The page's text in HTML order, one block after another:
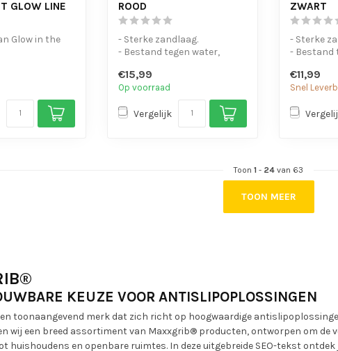
GLOW LINE
Glow in the
ROOD
- Sterke zandlaag.
- Bestand tegen water,
- Is eenvo...
€15,99
Op voorraad
Vergelijk
ZWART
- Sterke
- Bestand
- Is eenvo...
€11,99
Snel
Toon 1 - 24 van 63
TOON MEER
KEUZE VOOR ANTISLIPOPLOSSINGEN
toonaangevend merk dat zich richt op hoogwaardige
wij een breed assortiment van Maxxgrib® producten, ontworpen om de
huishoudens en openbare ruimtes. In deze uitgebreide SEO-tekst ontdek